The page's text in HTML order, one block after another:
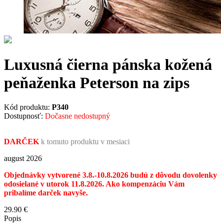
Luxusná čierna pánska kožená
peňaženka Peterson na zips
Kód produktu: P340
Dostupnosť: Dočasne nedostupný
DARČEK k tomuto produktu v mesiaci
august 2026
Objednávky vytvorené 3.8.-10.8.2026 budú z dôvodu dovolenky
odosielané v utorok 11.8.2026. Ako kompenzáciu Vám
pribalíme darček navyše.
29.90 €
Popis